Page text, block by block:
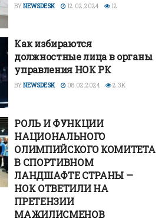
BYNEWSDESK 12.02.2024 12
Как избираются
должностные лица в органы
управления НОК РК
BYNEWSDESK 08.02.2024 2.3K
РОЛЬ И ФУНКЦИИ
НАЦИОНАЛЬНОГО
ОЛИМПИЙСКОГО КОМИТЕТА
В СПОРТИВНОМ
ЛАНДШАФТЕ СТРАНЫ —
НОК ОТВЕТИЛИ НА
ПРЕТЕНЗИИ
МАЖИЛИСМЕНОВ